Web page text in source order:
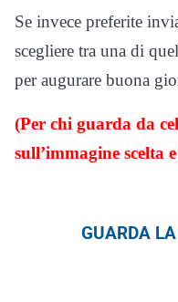
Se invece preferite
scegliere tra una di
per augurare buona
(Per chi guarda da
sull’immagine scelta
GUARDA